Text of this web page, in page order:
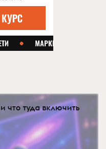
что туда включить